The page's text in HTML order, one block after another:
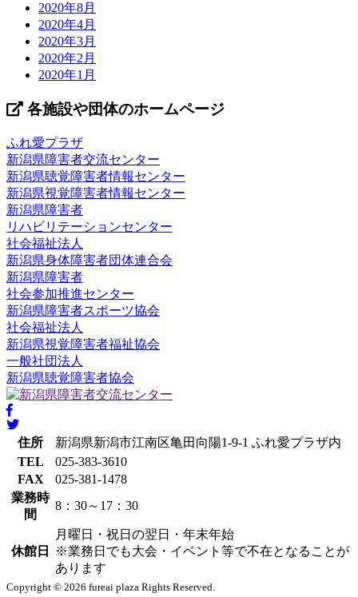
2020年8月
2020年4月
2020年3月
2020年2月
2020年1月
各施設や団体のホームページ
ふれ愛プラザ
新潟県障害者交流センター
新潟県聴覚障害者情報センター
新潟県視覚障害者情報センター
新潟県障害者
リハビリテーションセンター
社会福祉法人
新潟県身体障害者団体連合会
新潟県障害者
社会参加推進センター
新潟県障害者スポーツ協会
社会福祉法人
新潟県視覚障害者福祉協会
一般社団法人
新潟県聴覚障害者協会
住所
新潟県新潟市江南区亀田向陽1-9-1 ふれ愛プラザ内
TEL
025-383-3610
FAX
025-381-1478
業務時
間
8：30～17：30
休館日
月曜日・祝日の翌日・年末年始
※業務日でも大会・イベント等で不在となることが
あります
Copyright © 2026 fureai plaza Rights Reserved.